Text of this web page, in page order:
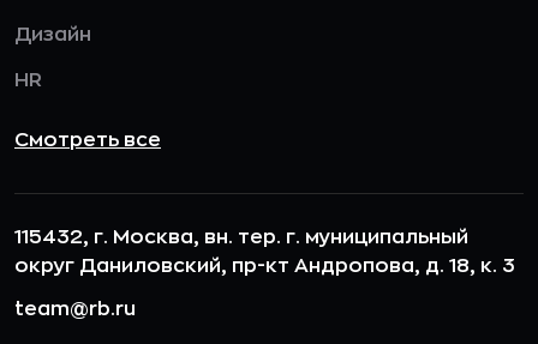
Дизайн
HR
Смотреть все
115432, г. Москва, вн. тер. г. муниципальный
округ Даниловский, пр-кт Андропова, д. 18, к. 3
team@rb.ru